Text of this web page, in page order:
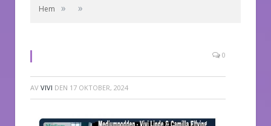
Hem » »
0
AV VIVI DEN 17 OKTOBER, 2024